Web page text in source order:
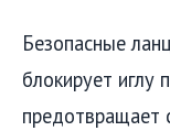
Безопасные
блокирует иглу
предотвращает